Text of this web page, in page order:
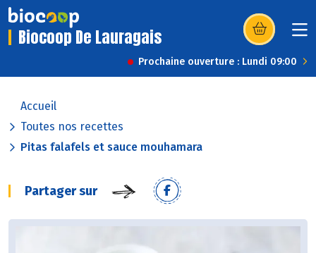
Biocoop De Lauragais (s’ouvre dans
Prochaine ouverture : Lundi 09:00
Accueil
Toutes nos recettes
Pitas falafels et sauce mouhamara
Partager sur